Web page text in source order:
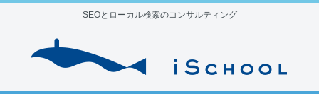
SEOとローカル検索のコンサルティング